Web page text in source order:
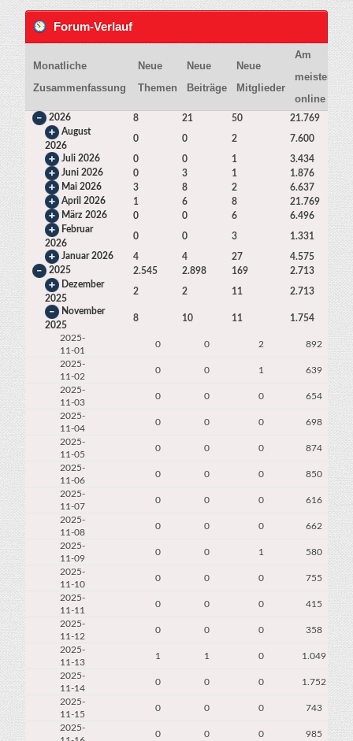
Forum-Verlauf
Monatliche
Zusammenfassung
Neue
Themen
Neue
Beiträge
Neue
Mitglieder
Am
meisten
online
2026 8 21 50 21.769
August
2026
0 0 2 7.600
Juli 2026 0 0 1 3.434
Juni 2026
0 3 1 1.876
Mai 2026
3 8 2 6.637
April 2026
1 6 8 21.769
März 2026
0 0 6 6.496
Februar
2026
0 0 3 1.331
Januar 2026 4 4 27 4.575
2025
2.545 2.898 169 2.713
Dezember
2025
2 2 11 2.713
November
2025
8 10 11 1.754
2025-
11-01
0 0 2 892
2025-
11-02
0 0 1 639
2025-
11-03
0 0 0 654
2025-
11-04
0 0 0 698
2025-
11-05
0 0 0 874
2025-
11-06
0 0 0 850
2025-
11-07
0 0 0 616
2025-
11-08
0 0 0 662
2025-
11-09
0 0 1 580
2025-
11-10
0 0 0 755
2025-
11-11
0 0 0 415
2025-
11-12
0 0 0 358
2025-
11-13
1 1 0 1.049
2025-
11-14
0 0 0 1.752
2025-
11-15
0 0 0 743
2025-
0 0 0 985